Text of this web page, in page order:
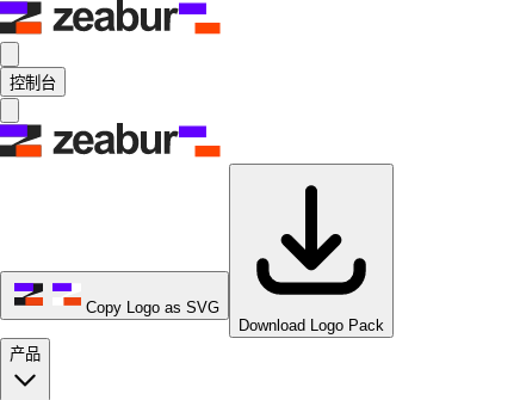
控制台
Copy Logo as SVG
Download Logo Pack
产品